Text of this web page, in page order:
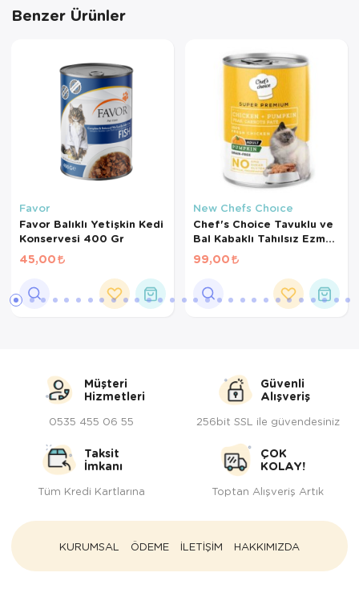
Benzer Ürünler
Favor
Favor Balıklı Yetişkin Kedi
Konservesi 400 Gr
45,00
New Chefs Choıce
Chef's Choice Tavuklu ve
Bal Kabaklı Tahılsız Ezme
Yetişkin Kedi Konservesi
400 Gr
99,00
Müşteri
Hizmetleri
0535 455 06 55
Güvenli
Alışveriş
256bit SSL ile güvendesiniz
Taksit
İmkanı
Tüm Kredi Kartlarına
ÇOK
KOLAY!
Toptan Alışveriş Artık
KURUMSAL ÖDEME İLETİŞİM HAKKIMIZDA